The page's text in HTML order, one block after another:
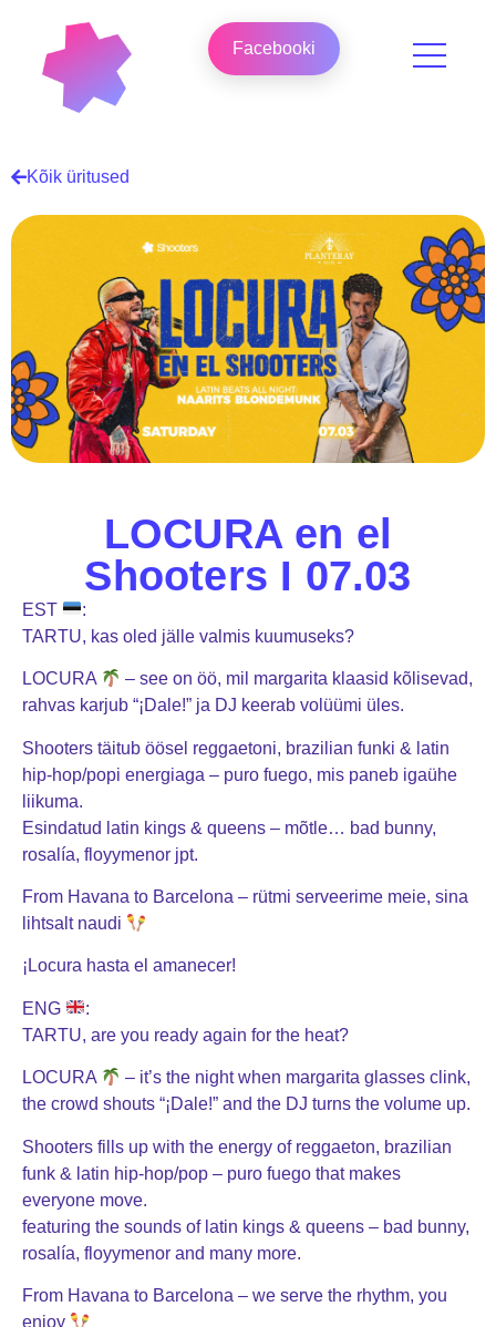
Facebooki
Kõik üritused
LOCURA en el
Shooters I 07.03
EST
:
TARTU, kas oled jälle valmis kuumuseks?
LOCURA
– see on öö, mil margarita klaasid kõlisevad,
rahvas karjub “¡Dale!” ja DJ keerab volüümi üles.
Shooters täitub öösel reggaetoni, brazilian funki & latin
hip-hop/popi energiaga – puro fuego, mis paneb igaühe
liikuma.
Esindatud latin kings & queens – mõtle… bad bunny,
rosalía, floyymenor jpt.
From Havana to Barcelona – rütmi serveerime meie, sina
lihtsalt naudi
¡Locura hasta el amanecer!
ENG
:
TARTU, are you ready again for the heat?
LOCURA
– it’s the night when margarita glasses clink,
the crowd shouts “¡Dale!” and the DJ turns the volume up.
Shooters fills up with the energy of reggaeton, brazilian
funk & latin hip-hop/pop – puro fuego that makes
everyone move.
featuring the sounds of latin kings & queens – bad bunny,
rosalía, floyymenor and many more.
From Havana to Barcelona – we serve the rhythm, you
enjoy